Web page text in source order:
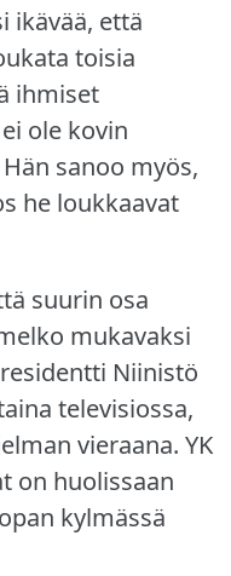
ikävää, että
toisia
ihmiset
ei ole kovin
Hän sanoo myös,
he loukkaavat
suurin osa
mukavaksi
Niinistö
televisiossa,
vieraana. YK
on huolissaan
kylmässä